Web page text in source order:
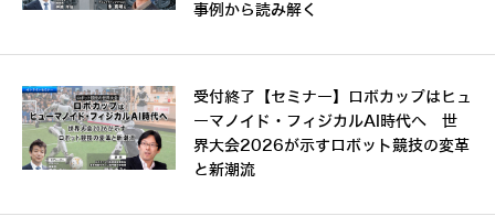
事例から読み解く
受付終了【セミナー】ロボカップはヒュ
ーマノイド・フィジカルAI時代へ 世
界大会2026が示すロボット競技の変革
と新潮流